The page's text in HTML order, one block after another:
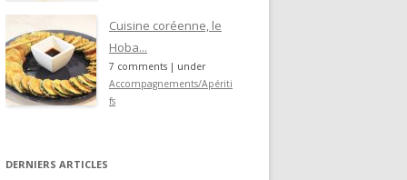
Cuisine coréenne, le
Hoba...
7 comments | under
Accompagnements/Apériti
fs
DERNIERS ARTICLES